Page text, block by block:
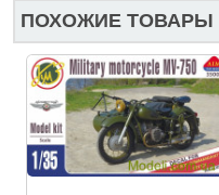
ПОХОЖИЕ ТОВАРЫ